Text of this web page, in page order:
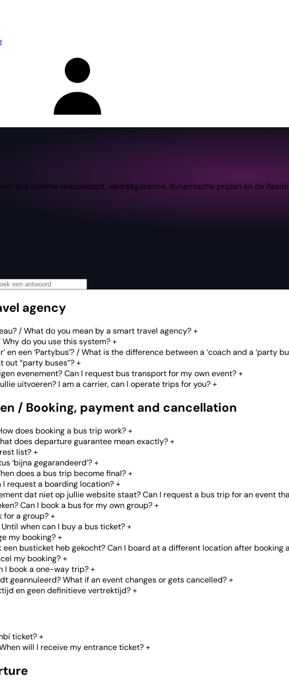
ons slimme reisconcept, vertrekgarantie, dynamische prijzen en de
agency
/ What do you mean by a smart travel agency?+
do you use this system?+
en een ‘Partybus’? / What is the difference between a ‘coach and a ‘party
out “party buses”?+
evenement? Can I request bus transport for my own event?+
uitvoeren? I am a carrier, can I operate trips for you?+
/ Booking, payment and cancellation
does booking a bus trip work?+
does departure guarantee mean exactly?+
list?+
‘bijna gegarandeerd’?+
does a bus trip become final?+
I request a boarding location?+
dat niet op jullie website staat? Can I request a bus trip for an event
Can I book a bus for my own group?+
for a group?+
when can I buy a bus ticket?+
my booking?+
busticket heb gekocht? Can I board at a different location after booking
my booking?+
I book a one-way trip?+
geannuleerd? What if an event changes or gets cancelled?+
en geen definitieve vertrektijd?+
ticket?+
will I receive my entrance ticket?+